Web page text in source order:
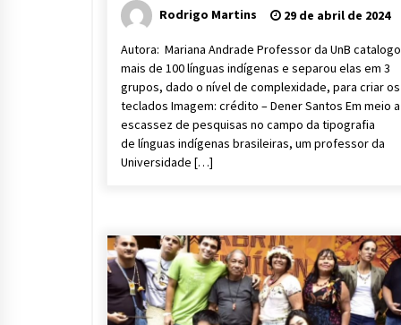
Rodrigo Martins 29 de abril de 2024
Autora: Mariana Andrade Professor da UnB
mais de 100 línguas indígenas e separou elas em 3
grupos, dado o nível de complexidade, para criar os
teclados Imagem: crédito – Dener Santos Em meio
escassez de pesquisas no campo da tipografia
de línguas indígenas brasileiras, um professor da
Universidade […]